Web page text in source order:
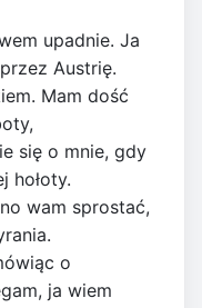
upadnie. Ja
Austrię.
Mam dość
się o mnie, gdy
hołoty.
wam sprostać,
o
ja wiem